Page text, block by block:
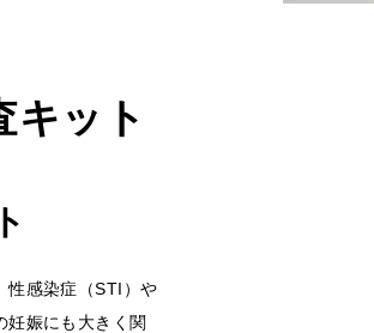
キット
性感染症（STI）や
妊娠にも大きく関